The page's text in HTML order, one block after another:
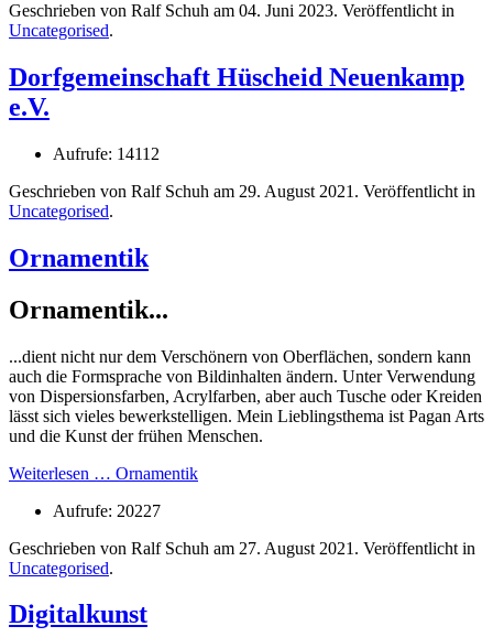
Geschrieben von Ralf Schuh am 04. Juni 2023. Veröffentlicht in
Uncategorised.
Dorfgemeinschaft Hüscheid Neuenkamp
e.V.
Aufrufe: 14112
Geschrieben von Ralf Schuh am 29. August 2021 . Veröffentlicht in
Uncategorised.
Ornamentik
Ornamentik...
...dient nicht nur dem Verschönern von Oberflächen, sondern kann
auch die Formsprache von Bildinhalten ändern. Unter Verwendung
von Dispersionsfarben, Acrylfarben, aber auch Tusche oder Kreiden
lässt sich vieles bewerkstelligen. Mein Lieblingsthema ist Pagan Arts
und die Kunst der frühen Menschen.
Weiterlesen … Ornamentik
Aufrufe: 20227
Geschrieben von Ralf Schuh am 27. August 2021 . Veröffentlicht in
Uncategorised.
Digitalkunst